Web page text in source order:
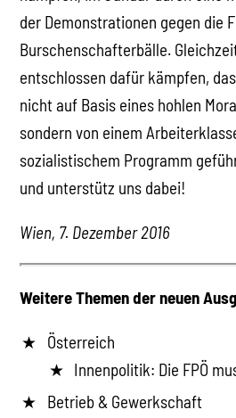
der Demonstrationen gegen die
Burschenschafterbälle.
entschlossen dafür kämpfen,
nicht auf Basis eines hohlen
sondern von einem
sozialistischem Programm
und unterstütz uns dabei!
Wien, 7. Dezember 2016
Weitere Themen der neuen
Österreich
Innenpolitik: Die FPÖ
Betrieb & Gewerkschaft